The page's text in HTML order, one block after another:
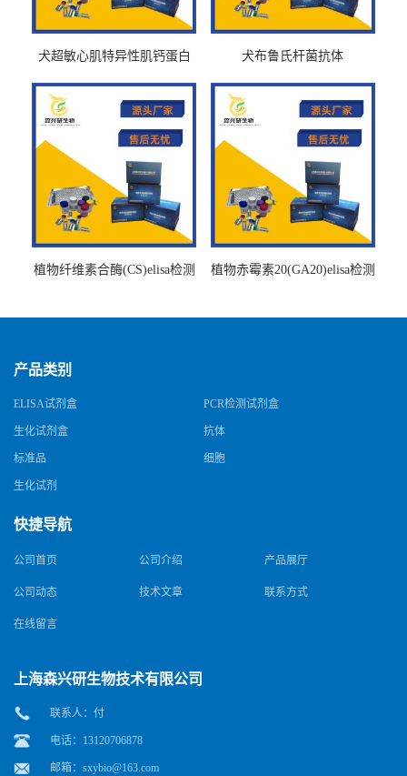
犬超敏心肌特异性肌钙蛋白
犬布鲁氏杆菌抗体
植物纤维素合酶(CS)elisa检测
植物赤霉素20(GA20)elisa检测
产品类别
ELISA试剂盒 PCR检测试剂盒
生化试剂盒 抗体
标准品 细胞
生化试剂
快捷导航
公司首页 公司介绍 产品展厅
公司动态 技术文章 联系方式
在线留言
上海森兴研生物技术有限公司
联系人：付
电话：13120706878
邮箱： sxybio@163.com